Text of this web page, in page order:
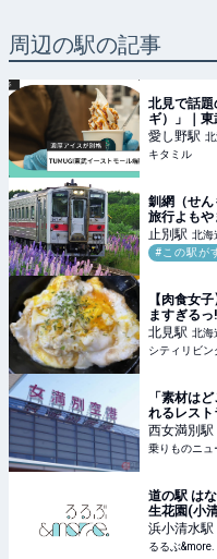
周辺の駅の記事
北見で話
ギ）」｜
愛し野駅
キタミル
釧網（せ
旅行よも
止別駅 北海
#この駅が
【肉食女
ますぎる
北見駅 北海
シティリビン
「素材は
れるレスト
現！ その
西女満別駅
乗りものニュ
道の駅 は
生花園(小
｜るるぶ
浜小清水駅
るるぶ&more.